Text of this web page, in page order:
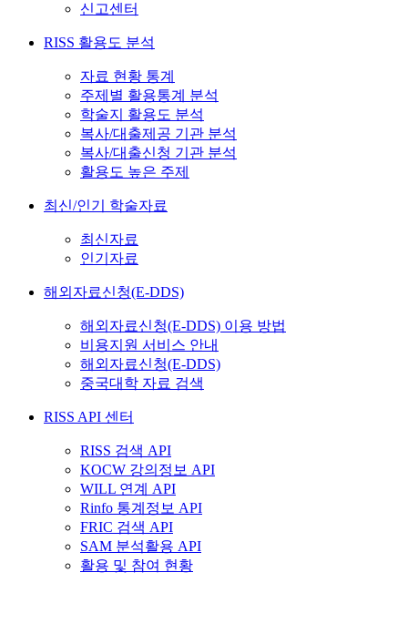
신고센터
RISS 활용도 분석
자료 현황 통계
주제별 활용통계 분석
학술지 활용도 분석
복사/대출제공 기관 분석
복사/대출신청 기관 분석
활용도 높은 주제
최신/인기 학술자료
최신자료
인기자료
해외자료신청(E-DDS)
해외자료신청(E-DDS) 이용 방법
비용지원 서비스 안내
해외자료신청(E-DDS)
중국대학 자료 검색
RISS API 센터
RISS 검색 API
KOCW 강의정보 API
WILL 연계 API
Rinfo 통계정보 API
FRIC 검색 API
SAM 분석활용 API
활용 및 참여 현황